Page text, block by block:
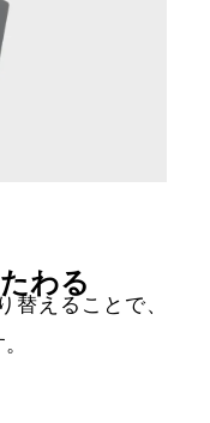
わる
替えることで、